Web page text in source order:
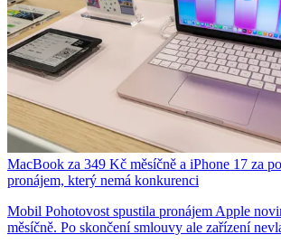
MacBook za 349 Kč měsíčně a iPhone 17 za
pronájem, který nemá konkurenci
Mobil Pohotovost spustila pronájem Apple
měsíčně. Po skončení smlouvy ale zařízení